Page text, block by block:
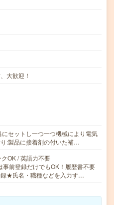
大歓迎！
にセットし一つ一つ機械により電気
:製品に接着剤の付いた補…
OK / 英語力不要
前登録だけでもOK！履歴書不要
★氏名・職種などを入力す…